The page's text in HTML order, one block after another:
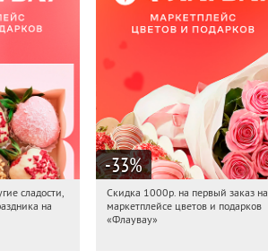
Получили:
сладости,
на
-33%
21:28:25 Получили:
Россия
Скидка 1000р. на первый заказ на
маркетплейсе цветов и подарков
«Флаувау»